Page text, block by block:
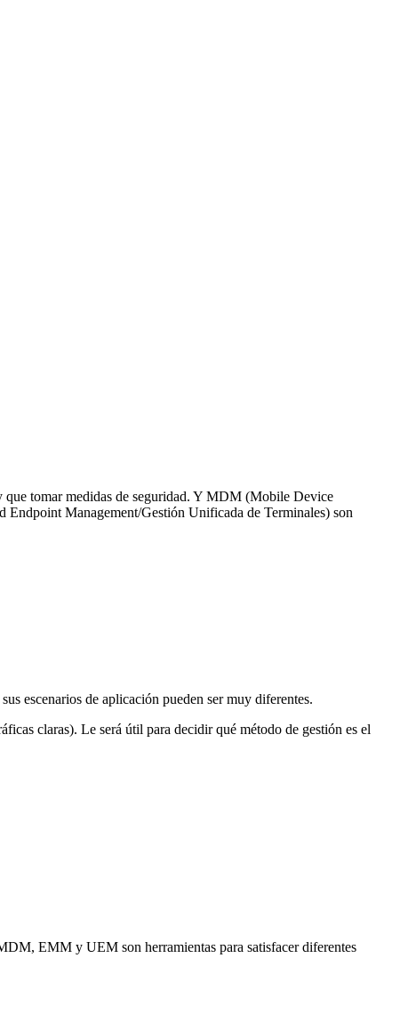
que tomar medidas de seguridad. Y MDM (Mobile Device
Management/Gestión Unificada de Terminales) son
escenarios de aplicación pueden ser muy diferentes.
claras). Le será útil para decidir qué método de gestión es el
EMM y UEM son herramientas para satisfacer diferentes